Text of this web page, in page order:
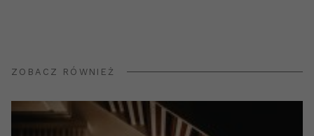
ZOBACZ RÓWNIEŻ